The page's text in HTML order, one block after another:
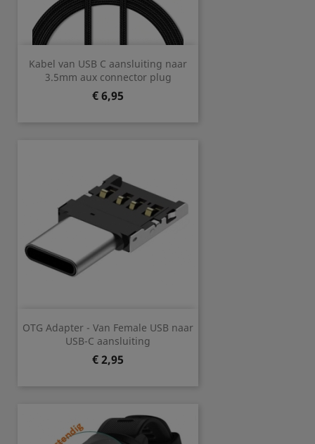
Kabel van USB C aansluiting naar
3.5mm aux connector plug
Prijs
€ 6,95
OTG Adapter - Van Female USB naar
USB-C aansluiting
Prijs
€ 2,95